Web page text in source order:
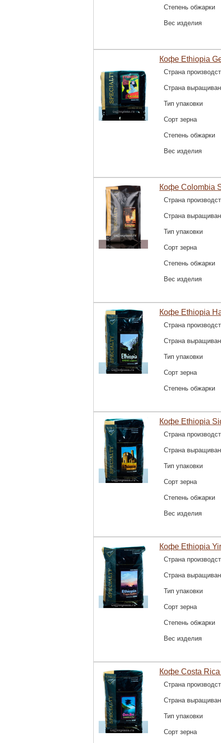
Степень обжарки
Вес изделия
Кофе Ethiopia
Страна
Страна
Тип упаковки
Сорт зерна
Степень обжарки
Вес изделия
Кофе Colombia
Страна
Страна
Тип упаковки
Сорт зерна
Степень обжарки
Вес изделия
Кофе Ethiopia
Страна
Страна
Тип упаковки
Сорт зерна
Степень обжарки
Кофе Ethiopia
Страна
Страна
Тип упаковки
Сорт зерна
Степень обжарки
Вес изделия
Кофе Ethiopia
Страна
Страна
Тип упаковки
Сорт зерна
Степень обжарки
Вес изделия
Кофе Costa Rica
Страна
Страна
Тип упаковки
Сорт зерна